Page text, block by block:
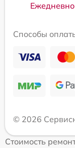
Способы
© 2026
Стоимость